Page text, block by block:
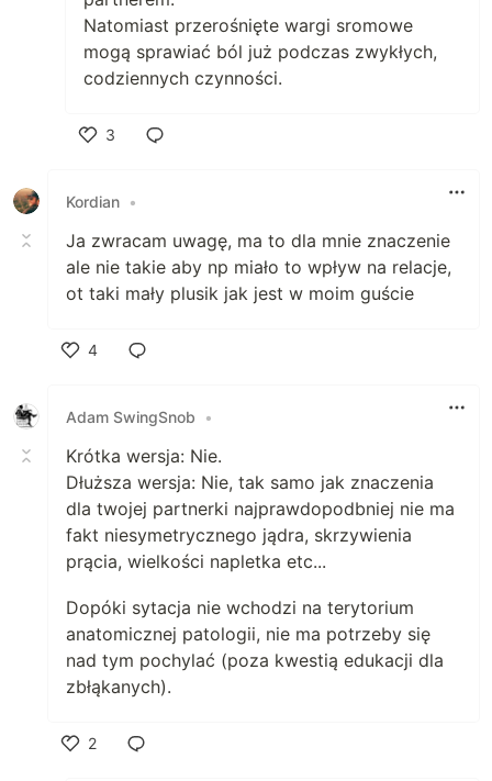
Natomiast przerośnięte wargi sromowe
mogą sprawiać ból już podczas zwykłych,
codziennych czynności.
3
Kordian •
Ja zwracam uwagę, ma to dla mnie znaczenie
ale nie takie aby np miało to wpływ na relacje,
ot taki mały plusik jak jest w moim guście
4
Adam SwingSnob
•
Krótka wersja: Nie.
Dłuższa wersja: Nie, tak samo jak znaczenia
dla twojej partnerki najprawdopodbniej nie ma
fakt niesymetrycznego jądra, skrzywienia
prącia, wielkości napletka etc...
Dopóki sytacja nie wchodzi na terytorium
anatomicznej patologii, nie ma potrzeby się
nad tym pochylać (poza kwestią edukacji dla
zbłąkanych).
2